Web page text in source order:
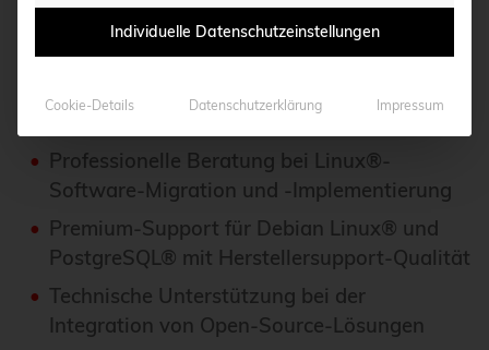
Einsatz freier Software.
Professionelle Beratung bei Linux®-
Software-Migration und -Implementierung
Premium-Support für Debian Linux® und
PostgreSQL® mit Herstellersupport-Qualität
Technische Unterstützung bei der
Integration von Open-Source-Lösungen
Individuelle Datenschutzeinstellungen
Cookie-Details Datenschutzerklärung Impressum